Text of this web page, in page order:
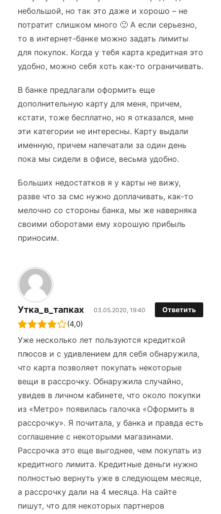
небольшой, но так это даже и хорошо – не
потратит слишком много 🙂 А если серьезно,
то в интернет-банке можно задать лимиты
для покупок. Когда у тебя карта кредитная это
удобно, можно себя хоть как-то ограничивать.
В банке предлагали оформить еще
дополнительную карту для меня, причем,
кстати, тоже бесплатно, но я отказался, мне
эти категории не интересны. Карту выдали
именную, причем напечатали за один день
пока мы сидели в офисе, весьма удобно.
Больших недостатков я у карты не вижу,
разве что за смс нужно доплачивать, как-то
мелочно со стороны банка, мы же наверняка
своими оборотами ему хорошую прибыль
приносим.
Утка_в_тапках 03.05.2020, 19:40 Ответить
(4,0)
Уже несколько лет пользуются кредиткой
плюсов и с удивлением для себя обнаружила,
что карта позволяет покупать некоторые
вещи в рассрочку. Обнаружила случайно,
увидев в личном кабинете, что около покупки
из «Метро» появилась галочка «Оформить в
рассрочку». Я почитала, у банка и правда есть
соглашение с некоторыми магазинами.
Рассрочка это еще выгоднее, чем покупать из
кредитного лимита. Кредитные деньги нужно
полностью вернуть уже в следующем месяце,
а рассрочку дали на 4 месяца. На сайте
пишут, что для некоторых партнеров